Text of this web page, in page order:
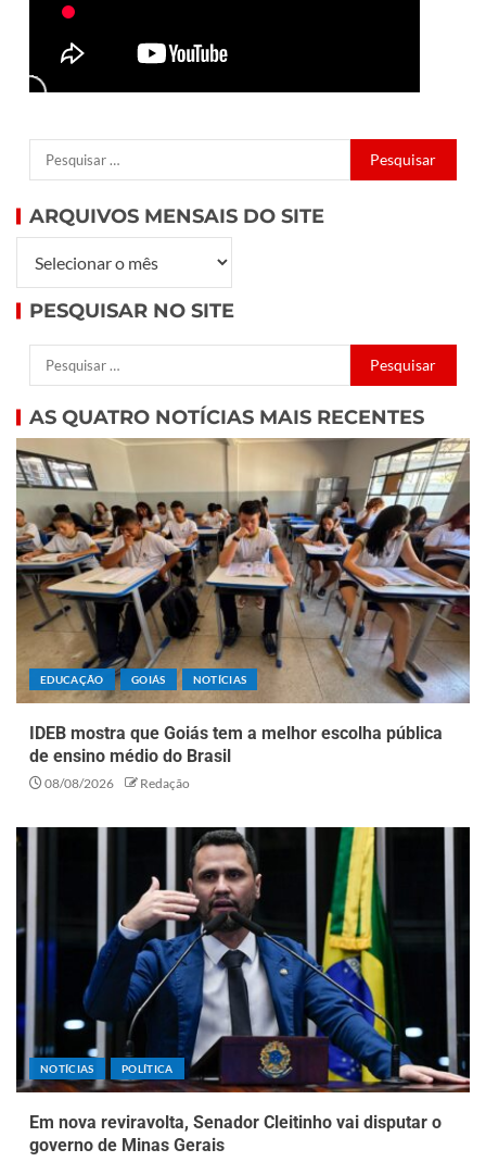
ARQUIVOS MENSAIS DO SITE
PESQUISAR NO SITE
AS QUATRO NOTÍCIAS MAIS RECENTES
EDUCAÇÃO GOIÁS NOTÍCIAS
IDEB mostra que Goiás tem a melhor escolha pública
de ensino médio do Brasil
08/08/2026 Redação
NOTÍCIAS POLÍTICA
Em nova reviravolta, Senador Cleitinho vai disputar o
governo de Minas Gerais